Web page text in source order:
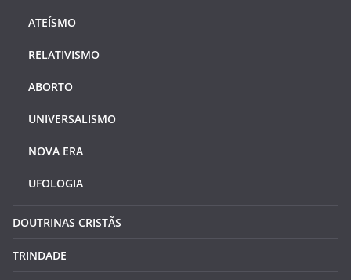
ATEÍSMO
RELATIVISMO
ABORTO
UNIVERSALISMO
NOVA ERA
UFOLOGIA
DOUTRINAS CRISTÃS
TRINDADE